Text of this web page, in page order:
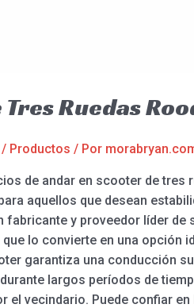
Ruedas
/ Productos / Por
de andar en scooter de tres
aquellos que desean
fabricante y proveedor líder
lo convierte en una opción
garantiza una conducción
largos períodos de
el vecindario. Puede confiar